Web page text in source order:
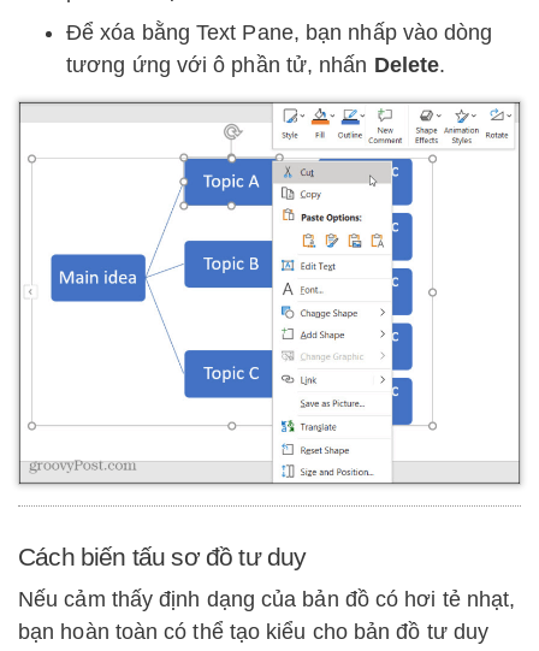
Để xóa bằng Text Pane, bạn nhấp vào dòng
tương ứng với ô phần tử, nhấn Delete.
Cách biến tấu sơ đồ tư duy
Nếu cảm thấy định dạng của bản đồ có hơi tẻ nhạt,
bạn hoàn toàn có thể tạo kiểu cho bản đồ tư duy